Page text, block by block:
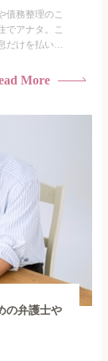
債務整理のこ
でアナタ。こ
だけを払い続
る。・闇金に
More
の弁護士や